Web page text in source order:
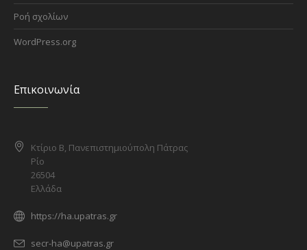
Ροή σχολίων
WordPress.org
Επικοινωνία
Κτίριο Β, Πανεπιστημιούπολη Πάτρας
Ρίο
26504
Ελλάδα
https://ha.upatras.gr
secr-ha@upatras.gr